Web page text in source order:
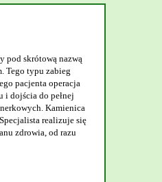
pod skrótową nazwą
Tego typu zabieg
pacjenta operacja
i dojścia do pełnej
Kamienica
realizuje się
zdrowia, od razu